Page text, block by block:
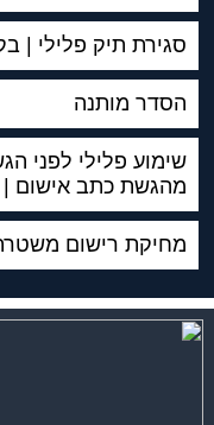
סגירת תיק פלילי |
הסדר מותנה
שימוע פלילי לפני
מהגשת כתב אישום | סעיף 60א חוק סדר
מחיקת רישום